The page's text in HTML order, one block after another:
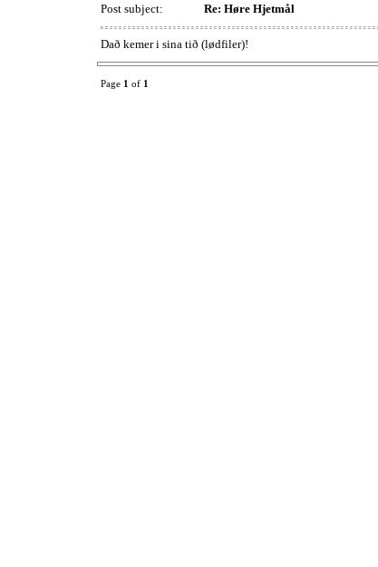
Post subject:
Re: Høre Hjetmål
Dað kemer i sina tið (lødfiler)!
Page 1 of 1